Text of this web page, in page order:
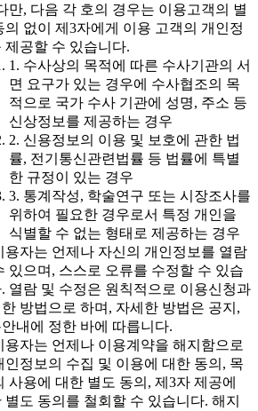
만, 다음 각 호의 경우는 이용고객의 별
의 없이 제3자에게 이용 고객의 개인정
제공할 수 있습니다.
1. 수사상의 목적에 따른 수사기관의 서
면 요구가 있는 경우에 수사협조의 목
적으로 국가 수사 기관에 성명, 주소 등
신상정보를 제공하는 경우
2. 신용정보의 이용 및 보호에 관한 법
률, 전기통신관련법률 등 법률에 특별
한 규정이 있는 경우
3. 통계작성, 학술연구 또는 시장조사를
위하여 필요한 경우로서 특정 개인을
식별할 수 없는 형태로 제공하는 경우
자는 언제나 자신의 개인정보를 열람
있으며, 스스로 오류를 수정할 수 있습
열람 및 수정은 원칙적으로 이용신청과
방법으로 하며, 자세한 방법은 공지,
내에 정한 바에 따릅니다.
자는 언제나 이용계약을 해지함으로
인정보의 수집 및 이용에 대한 동의, 목
사용에 대한 별도 동의, 제3자 제공에
별도 동의를 철회할 수 있습니다. 해지